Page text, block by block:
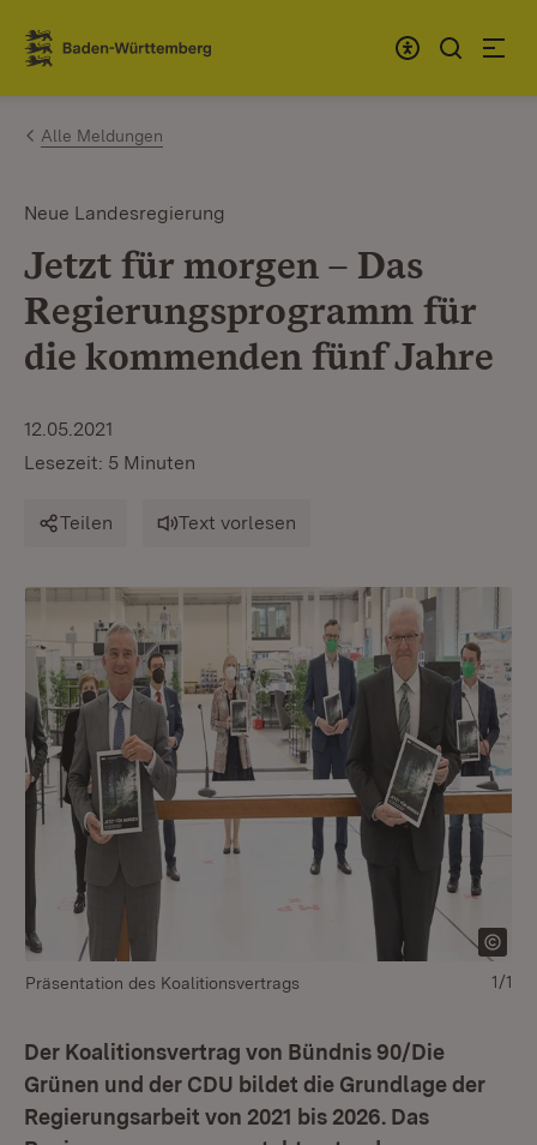
Zum Inhalt springen
Link zur Startseite
Alle Meldungen
Neue Landesregierung
Jetzt für morgen – Das
Regierungsprogramm für
die kommenden fünf Jahre
12.05.2021
Lesezeit: 5 Minuten
Teilen Text vorlesen
Präsentation des Koalitionsvertrags 1/1
Der Koalitionsvertrag von Bündnis 90/Die
Grünen und der CDU bildet die Grundlage der
Regierungsarbeit von 2021 bis 2026. Das